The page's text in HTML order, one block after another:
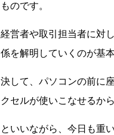
ものです。
経営者や取引担当者に対
係を解明していくのが基
決して、パソコンの前に
クセルが使いこなせるか
といいながら、今日も重